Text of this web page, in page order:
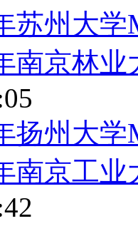
苏州大
南京林
扬州大
南京工